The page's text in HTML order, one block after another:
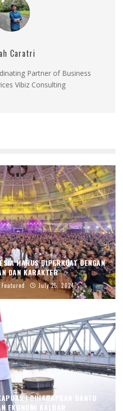
Caratri
Partner of Business
Vibiz Consulting
HARUS DIPERKUAT DENGAN
DAN KARAKTER
Featured July 25, 2024
I DIHARAPKAN BANTU
EKONOMI KALBAR